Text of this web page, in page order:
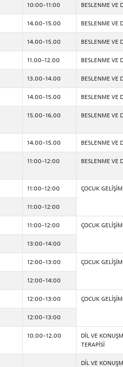
10:00-11:00 BESLENME VE
14.00-15.00 BESLENME VE
14.00-15.00 BESLENME VE
11.00-12.00 BESLENME VE
13.00-14.00 BESLENME VE
14.00-15.00 BESLENME VE
15.00-16.00 BESLENME VE
14.00-15.00 BESLENME VE
11:00-12:00 BESLENME VE
11:00-12:00 ÇOCUK
11:00-12:00
11:00-12:00 ÇOCUK
13:00-14:00
12:00-13:00 ÇOCUK
12:00-14:00
12:00-13:00 ÇOCUK
12:00-13:00
10.00-12.00
DİL VE
TERAPİSİ
DİL VE